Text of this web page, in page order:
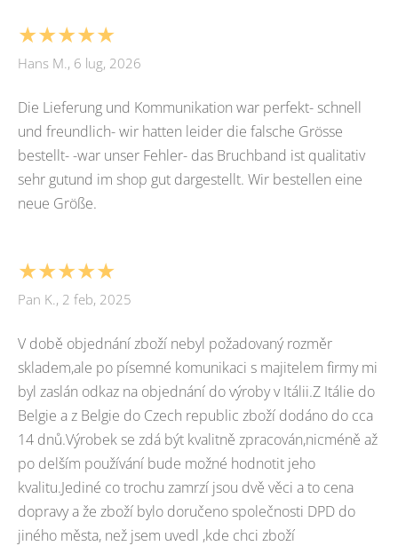
★★★★★
Hans M., 6 lug, 2026
Die Lieferung und Kommunikation war perfekt- schnell
und freundlich- wir hatten leider die falsche Grösse
bestellt- -war unser Fehler- das Bruchband ist qualitativ
sehr gutund im shop gut dargestellt. Wir bestellen eine
neue Größe.
★★★★★
Pan K., 2 feb, 2025
V době objednání zboží nebyl požadovaný rozměr
skladem,ale po písemné komunikaci s majitelem firmy mi
byl zaslán odkaz na objednání do výroby v Itálii.Z Itálie do
Belgie a z Belgie do Czech republic zboží dodáno do cca
14 dnů.Výrobek se zdá být kvalitně zpracován,nicméně až
po delším používání bude možné hodnotit jeho
kvalitu.Jediné co trochu zamrzí jsou dvě věci a to cena
dopravy a že zboží bylo doručeno společnosti DPD do
jiného města, než jsem uvedl ,kde chci zboží